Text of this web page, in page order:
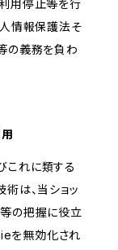
用停止等を行
人情報保護法そ
の義務を負わ
これに類する
は、当ショッ
の把握に役立
を無効化され